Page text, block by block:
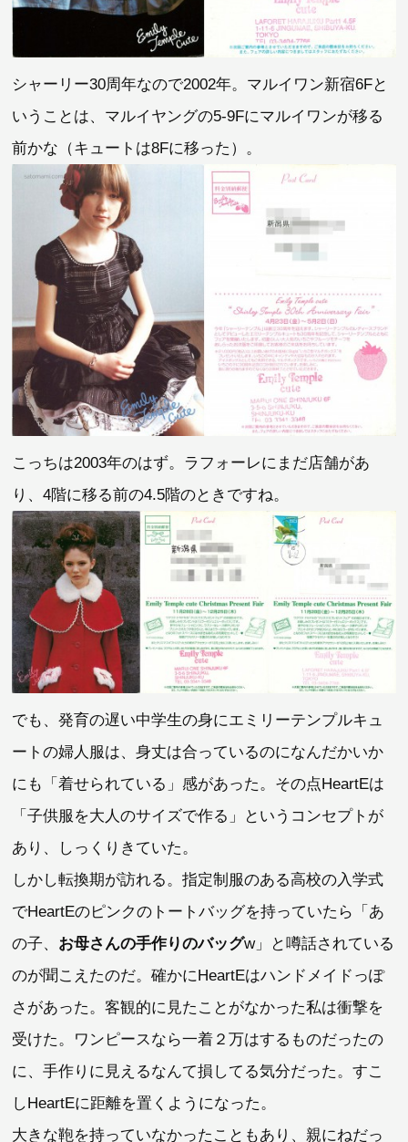
シャーリー30周年なので2002年。マルイワン新宿6Fと
いうことは、マルイヤングの5-9Fにマルイワンが移る
前かな（キュートは8Fに移った）。
こっちは2003年のはず。ラフォーレにまだ店舗があ
り、4階に移る前の4.5階のときですね。
でも、発育の遅い中学生の身にエミリーテンプルキュ
ートの婦人服は、身丈は合っているのになんだかいか
にも「着せられている」感があった。その点HeartEは
「子供服を大人のサイズで作る」というコンセプトが
あり、しっくりきていた。
しかし転換期が訪れる。指定制服のある高校の入学式
でHeartEのピンクのトートバッグを持っていたら「あ
の子、 お母さんの手作りのバッグw」と噂話されている
のが聞こえたのだ。確かにHeartEはハンドメイドっぽ
さがあった。客観的に見たことがなかった私は衝撃を
受けた。ワンピースなら一着２万はするものだったの
に、手作りに見えるなんて損してる気分だった。すこ
しHeartEに距離を置くようになった。
大きな鞄を持っていなかったこともあり、親にねだっ